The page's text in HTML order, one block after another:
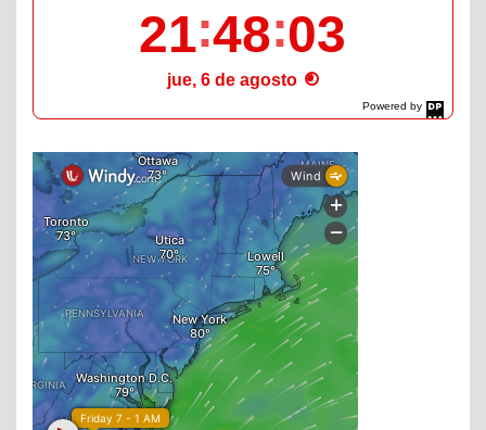
Powered by
DaysPedia.com
21 48 04
jue, 6 de agosto